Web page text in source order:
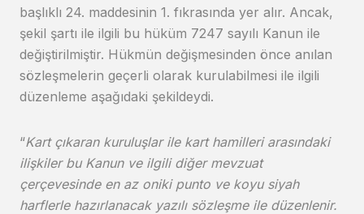
başlıklı 24. maddesinin 1. fıkrasında yer alır. Ancak,
şekil şartı ile ilgili bu hüküm 7247 sayılı Kanun ile
değiştirilmiştir. Hükmün değişmesinden önce anılan
sözleşmelerin geçerli olarak kurulabilmesi ile ilgili
düzenleme aşağıdaki şekildeydi.
“Kart çıkaran kuruluşlar ile kart hamilleri arasındaki
ilişkiler bu Kanun ve ilgili diğer mevzuat
çerçevesinde en az oniki punto ve koyu siyah
harflerle hazırlanacak yazılı sözleşme ile düzenlenir.